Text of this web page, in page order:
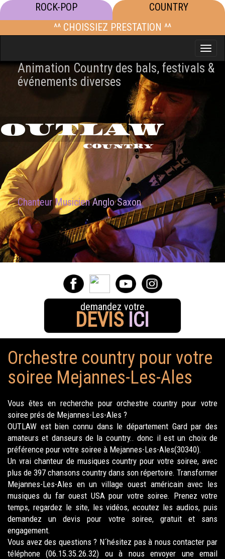
ROCK-POP
COUNTRY
^^ CHOISSIEZ PRESTATION ^^
Toggle
Animation Country des bals, festivals &
événements diverses
OUTLAW
COUNTRY
Chanteur MusicienAnglo Saxon
demandez votre
DEVIS ICI
Orchestre country pour votre
soiree Mejannes-Les-Ales
Vous êtes en recherche pour orchestre country pour votre
soiree prés de Mejannes-Les-Ales ?
OUTLAW est bien connu dans le département Gard par des
amateurs et danseurs de la country.. donc il est un choix de
préférence pour votre soiree à Mejannes-Les-Ales(30340).
Un vrai chanteur de musiques country pour votre soiree, avec
plus de 397 chansons country dans son répertoire. Transformer
Mejannes-Les-Ales en un village ouest américain avec les
musiques du far ouest USA pour votre soiree. Prenez votre
temps, regardez le site, les vidéos, ecoutez les audios, puis
demandez un devis pour votre soiree, gratuit et sans
engagement.
Vous avez des questions ? N´hésitez pas à nous contacter par
téléphone (06.15.35.26.32) ou à nous envoyer une email